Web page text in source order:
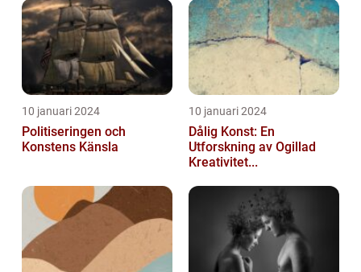
10 januari 2024
Politiseringen och
Konstens Känsla
10 januari 2024
Dålig Konst: En
Utforskning av Ogillad
Kreativitet...